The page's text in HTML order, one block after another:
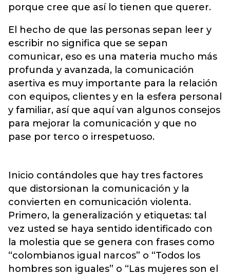
porque cree que así lo tienen que querer.
El hecho de que las personas sepan leer y
escribir no significa que se sepan
comunicar, eso es una materia mucho más
profunda y avanzada, la comunicación
asertiva es muy importante para la relación
con equipos, clientes y en la esfera personal
y familiar, así que aquí van algunos consejos
para mejorar la comunicación y que no
pase por terco o irrespetuoso.
Inicio contándoles que hay tres factores
que distorsionan la comunicación y la
convierten en comunicación violenta.
Primero, la generalización y etiquetas: tal
vez usted se haya sentido identificado con
la molestia que se genera con frases como
“colombianos igual narcos” o “Todos los
hombres son iguales” o “Las mujeres son el